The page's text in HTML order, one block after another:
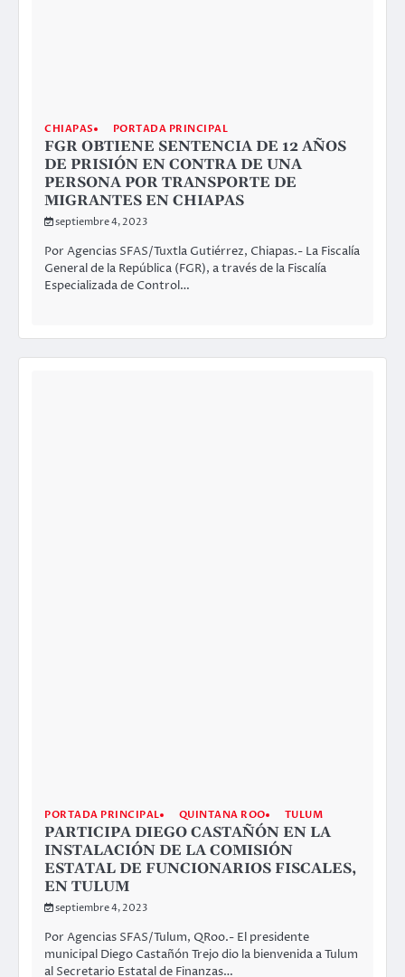
CHIAPAS PORTADA PRINCIPAL
FGR OBTIENE SENTENCIA DE 12 AÑOS
DE PRISIÓN EN CONTRA DE UNA
PERSONA POR TRANSPORTE DE
MIGRANTES EN CHIAPAS
septiembre 4, 2023
Por Agencias SFAS/Tuxtla Gutiérrez, Chiapas.- La Fiscalía
General de la República (FGR), a través de la Fiscalía
Especializada de Control…
PORTADA PRINCIPAL QUINTANA ROO TULUM
PARTICIPA DIEGO CASTAÑÓN EN LA
INSTALACIÓN DE LA COMISIÓN
ESTATAL DE FUNCIONARIOS FISCALES,
EN TULUM
septiembre 4, 2023
Por Agencias SFAS/Tulum, QRoo.- El presidente
municipal Diego Castañón Trejo dio la bienvenida a Tulum
al Secretario Estatal de Finanzas…